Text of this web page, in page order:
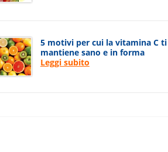
5 motivi per cui la vitamina C ti
mantiene sano e in forma
Leggi subito